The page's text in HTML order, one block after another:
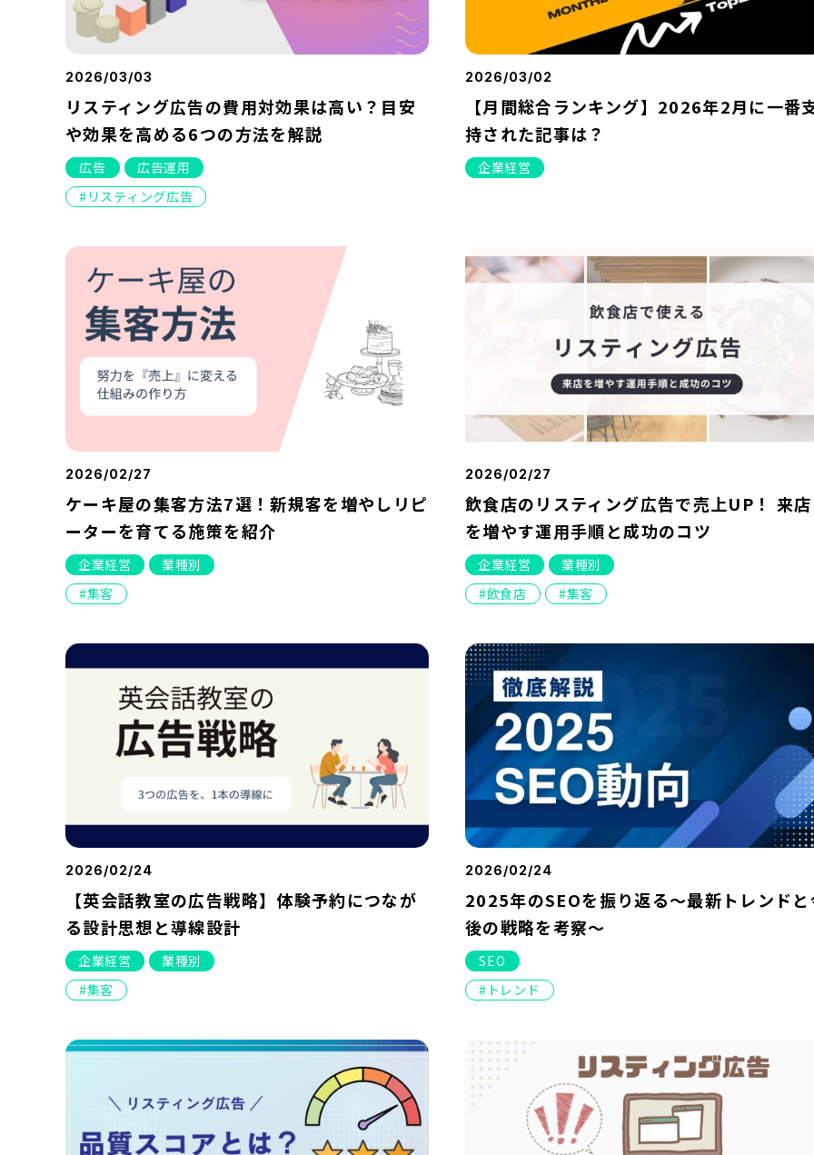
2026/03/03
リスティング広告の費用対効果は高い？目安
や効果を高める6つの方法を解説
広告
広告運用
リスティング広告
2026/03/02
【月間総合ランキング】2026年2月に一番
持された記事は？
企業経営
2026/02/27
ケーキ屋の集客方法7選！新規客を増やしリピ
ーターを育てる施策を紹介
企業経営
業種別
集客
2026/02/27
飲食店のリスティング広告で売上UP！ 来店
を増やす運用手順と成功のコツ
企業経営
業種別
飲食店
集客
2026/02/24
【英会話教室の広告戦略】体験予約につなが
る設計思想と導線設計
企業経営
業種別
集客
2026/02/24
2025年のSEOを振り返る～最新トレンド
後の戦略を考察～
SEO
トレンド